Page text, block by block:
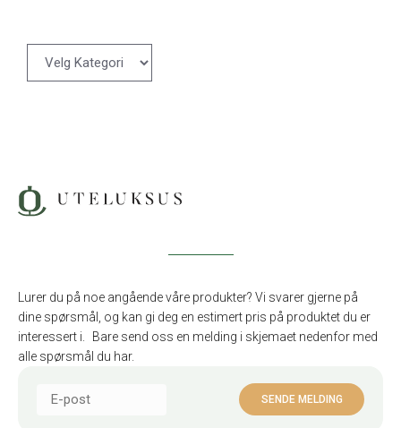
Lurer du på noe angående våre produkter? Vi svarer gjerne på
dine spørsmål, og kan gi deg en estimert pris på produktet du er
interessert i. Bare send oss en melding i skjemaet nedenfor med
alle spørsmål du har.